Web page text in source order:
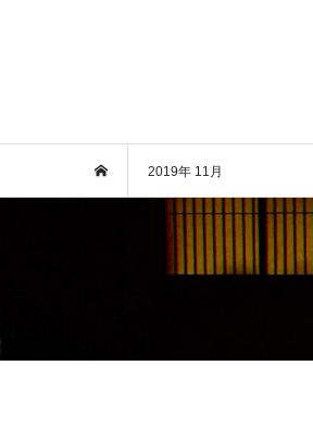
2019年 11月